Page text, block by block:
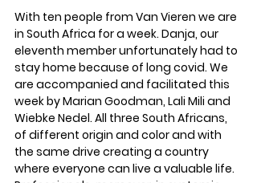
With ten people from Van Vieren we are
in South Africa for a week. Danja, our
eleventh member unfortunately had to
stay home because of long covid. We
are accompanied and facilitated this
week by Marian Goodman, Lali Mili and
Wiebke Nedel. All three South Africans,
of different origin and color and with
the same drive creating a country
where everyone can live a valuable life.